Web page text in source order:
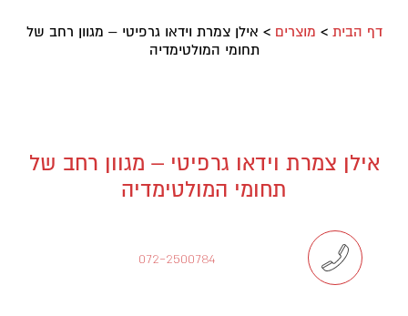
דף הבית > מוצרים > אילן צמרת וידאו גרפיטי – מגוון רחב של
תחומי המולטימדיה
אילן צמרת וידאו גרפיטי – מגוון רחב של
תחומי המולטימדיה
072-2500784